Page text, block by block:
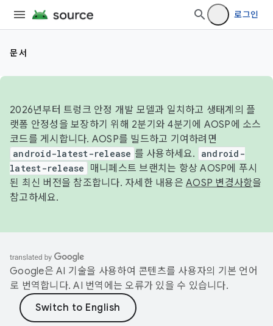
로그인
문서
2026년부터 트렁크 안정 개발 모델과 일치하고 생태계의 플
랫폼 안정성을 보장하기 위해 2분기와 4분기에 AOSP에 소스
코드를 게시합니다. AOSP를 빌드하고 기여하려면
android-latest-release 를 사용하세요.
android-
latest-release
매니페스트 브랜치는 항상 AOSP에 푸시
된 최신 버전을 참조합니다. 자세한 내용은 AOSP 변경사항을
참고하세요.
Google은 AI 기술을 사용하여 콘텐츠를 사용자의 기본 언어
로 번역합니다. AI 번역에는 오류가 있을 수 있습니다.